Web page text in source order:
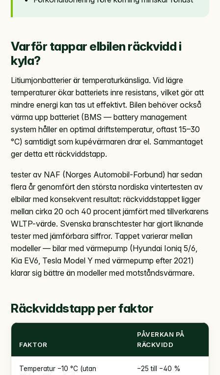
Varför tappar elbilen räckvidd i
kyla?
Litiumjonbatterier är temperaturkänsliga. Vid lägre
temperaturer ökar batteriets inre resistans, vilket gör att
mindre energi kan tas ut effektivt. Bilen behöver också
värma upp batteriet (BMS — battery management
system håller en optimal driftstemperatur, oftast 15–30
°C) samtidigt som kupévärmaren drar el. Sammantaget
ger detta ett räckviddstapp.
tester av NAF (Norges Automobil-Forbund) har sedan
flera år genomfört den största nordiska vintertesten av
elbilar med konsekvent resultat: räckviddstappet ligger
mellan cirka 20 och 40 procent jämfört med tillverkarens
WLTP-värde. Svenska branschtester har gjort liknande
tester med jämförbara siffror. Tappet varierar mellan
modeller — bilar med värmepump (Hyundai Ioniq 5/6,
Kia EV6, Tesla Model Y med värmepump efter 2021)
klarar sig bättre än modeller med motståndsvärmare.
Räckviddstapp per faktor
FAKTOR
PÅVERKAN PÅ
RÄCKVIDD
Temperatur −10 °C (utan
−25 till −40 %